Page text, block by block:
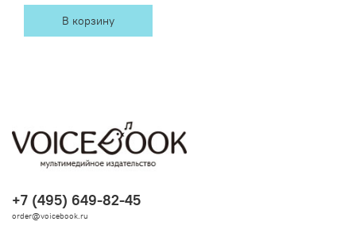
В корзину
+7 (495) 649-82-45
order@voicebook.ru